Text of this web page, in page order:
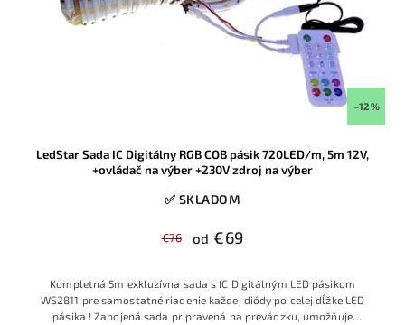
–12 %
LedStar Sada IC Digitálny RGB COB pásik 720LED/m, 5m 12V,
+ovládač na výber +230V zdroj na výber
✅ SKLADOM
€76 od €69
Kompletná 5m exkluzívna sada s IC Digitálným LED pásikom
WS2811 pre samostatné riadenie každej diódy po celej dĺžke LED
pásika ! Zapojená sada pripravená na prevádzku, umožňuje